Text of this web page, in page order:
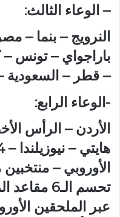
– الوعاء الثالث:
النرويج – بنما –
باراجواي – تونس
– قطر – السعودية
-الوعاء الرابع:
الأردن – الرأس
الأوروبي –
عبر الملحقين